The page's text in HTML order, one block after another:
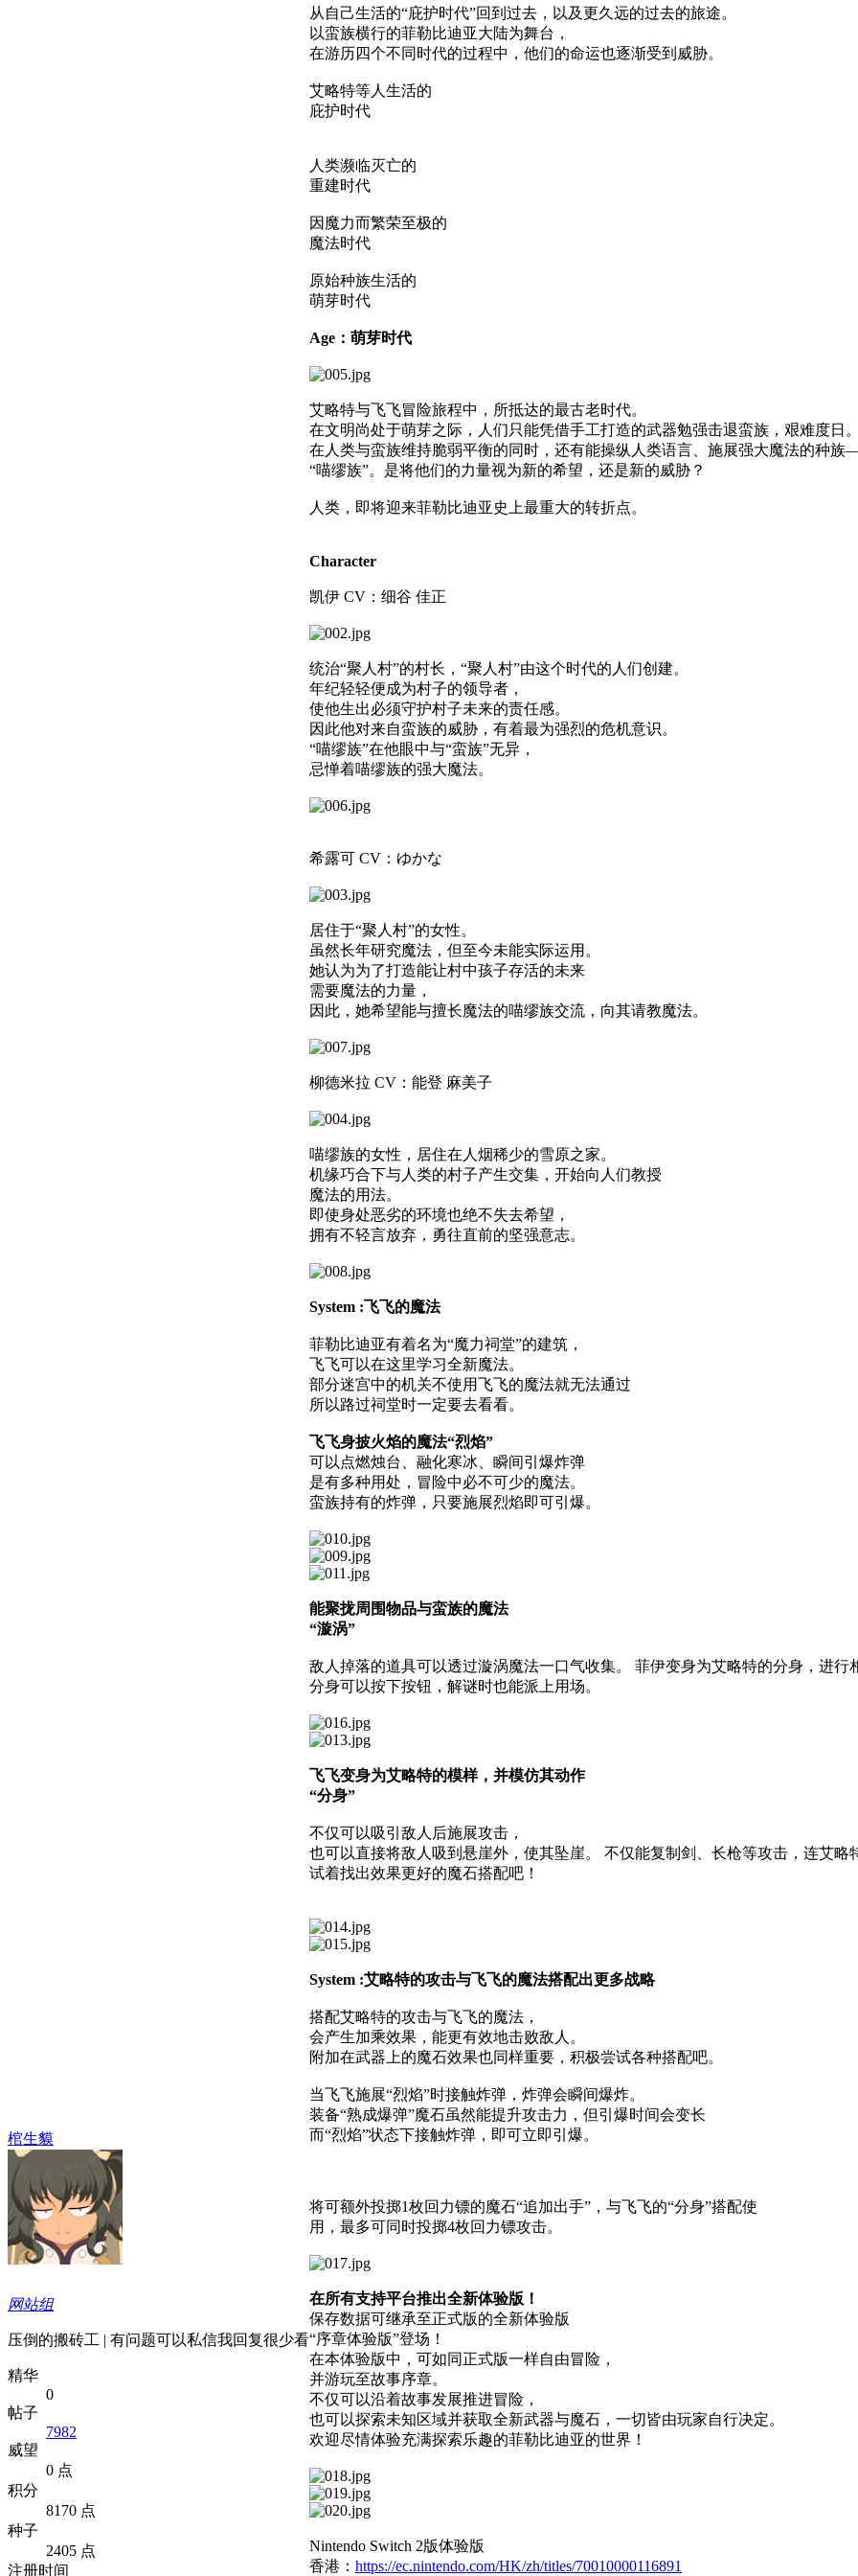
棺生貘
网站组
压倒的搬砖工 | 有问题可以私信我回复很少看
精华
0
帖子
7982
威望
0 点
积分
8170 点
种子
2405 点
注册时间
从自己生活的“庇护时代”回到过去，以及更久远的过去的旅途。
以蛮族横行的菲勒比迪亚大陆为舞台，
在游历四个不同时代的过程中，他们的命运也逐渐受到威胁。
艾略特等人生活的
庇护时代
人类濒临灭亡的
重建时代
因魔力而繁荣至极的
魔法时代
原始种族生活的
萌芽时代
Age：萌芽时代
艾略特与飞飞冒险旅程中，所抵达的最古老时代。
在文明尚处于萌芽之际，人们只能凭借手工打造的武器勉强击退蛮族，艰难度日。
在人类与蛮族维持脆弱平衡的同时，还有能操纵人类语言、施展强大魔法的种
“喵缪族”。是将他们的力量视为新的希望，还是新的威胁？
人类，即将迎来菲勒比迪亚史上最重大的转折点。
Character
凯伊 CV：细谷 佳正
统治“聚人村”的村长，“聚人村”由这个时代的人们创建。
年纪轻轻便成为村子的领导者，
使他生出必须守护村子未来的责任感。
因此他对来自蛮族的威胁，有着最为强烈的危机意识。
“喵缪族”在他眼中与“蛮族”无异，
忌惮着喵缪族的强大魔法。
希露可 CV：ゆかな
居住于“聚人村”的女性。
虽然长年研究魔法，但至今未能实际运用。
她认为为了打造能让村中孩子存活的未来
需要魔法的力量，
因此，她希望能与擅长魔法的喵缪族交流，向其请教魔法。
柳德米拉 CV：能登 麻美子
喵缪族的女性，居住在人烟稀少的雪原之家。
机缘巧合下与人类的村子产生交集，开始向人们教授
魔法的用法。
即使身处恶劣的环境也绝不失去希望，
拥有不轻言放弃，勇往直前的坚强意志。
System :飞飞的魔法
菲勒比迪亚有着名为“魔力祠堂”的建筑，
飞飞可以在这里学习全新魔法。
部分迷宫中的机关不使用飞飞的魔法就无法通过
所以路过祠堂时一定要去看看。
飞飞身披火焰的魔法“烈焰”
可以点燃烛台、融化寒冰、瞬间引爆炸弹
是有多种用处，冒险中必不可少的魔法。
蛮族持有的炸弹，只要施展烈焰即可引爆。
能聚拢周围物品与蛮族的魔法
“漩涡”
敌人掉落的道具可以透过漩涡魔法一口气收集。 菲伊变身为艾略特的分身，进行
分身可以按下按钮，解谜时也能派上用场。
飞飞变身为艾略特的模样，并模仿其动作
“分身”
不仅可以吸引敌人后施展攻击，
也可以直接将敌人吸到悬崖外，使其坠崖。 不仅能复制剑、长枪等攻击，连艾略
试着找出效果更好的魔石搭配吧！
System :艾略特的攻击与飞飞的魔法搭配出更多战略
搭配艾略特的攻击与飞飞的魔法，
会产生加乘效果，能更有效地击败敌人。
附加在武器上的魔石效果也同样重要，积极尝试各种搭配吧。
当飞飞施展“烈焰”时接触炸弹，炸弹会瞬间爆炸。
装备“熟成爆弹”魔石虽然能提升攻击力，但引爆时间会变长
而“烈焰”状态下接触炸弹，即可立即引爆。
将可额外投掷1枚回力镖的魔石“追加出手”，与飞飞的“分身”搭配使
用，最多可同时投掷4枚回力镖攻击。
在所有支持平台推出全新体验版！
保存数据可继承至正式版的全新体验版
“序章体验版”登场！
在本体验版中，可如同正式版一样自由冒险，
并游玩至故事序章。
不仅可以沿着故事发展推进冒险，
也可以探索未知区域并获取全新武器与魔石，一切皆由玩家自行决定。
欢迎尽情体验充满探索乐趣的菲勒比迪亚的世界！
Nintendo Switch 2版体验版
香港： https://ec.nintendo.com/HK/zh/titles/70010000116891